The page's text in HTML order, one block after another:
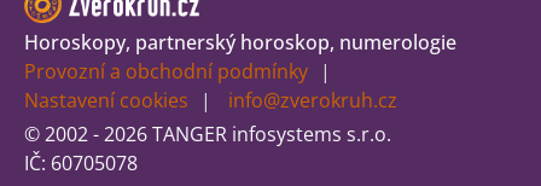
Horoskopy, partnerský horoskop, numerologie
Provozní a obchodní podmínky
Nastavení cookies
info@zverokruh.cz
© 2002 - 2026 TANGER infosystems s.r.o.
IČ: 60705078